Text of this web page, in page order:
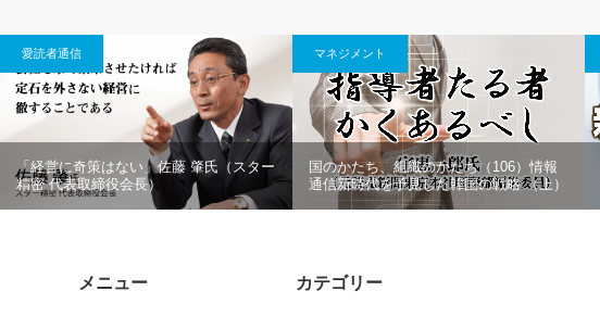
愛読者通信
「経営に奇策はない」佐藤 肇氏（スター
精密 代表取締役会長）
マネジメント
国のかたち、組織のかたち（106）情報
通信新時代を予見した韓国の戦略 （上）
メニュー カテゴリー